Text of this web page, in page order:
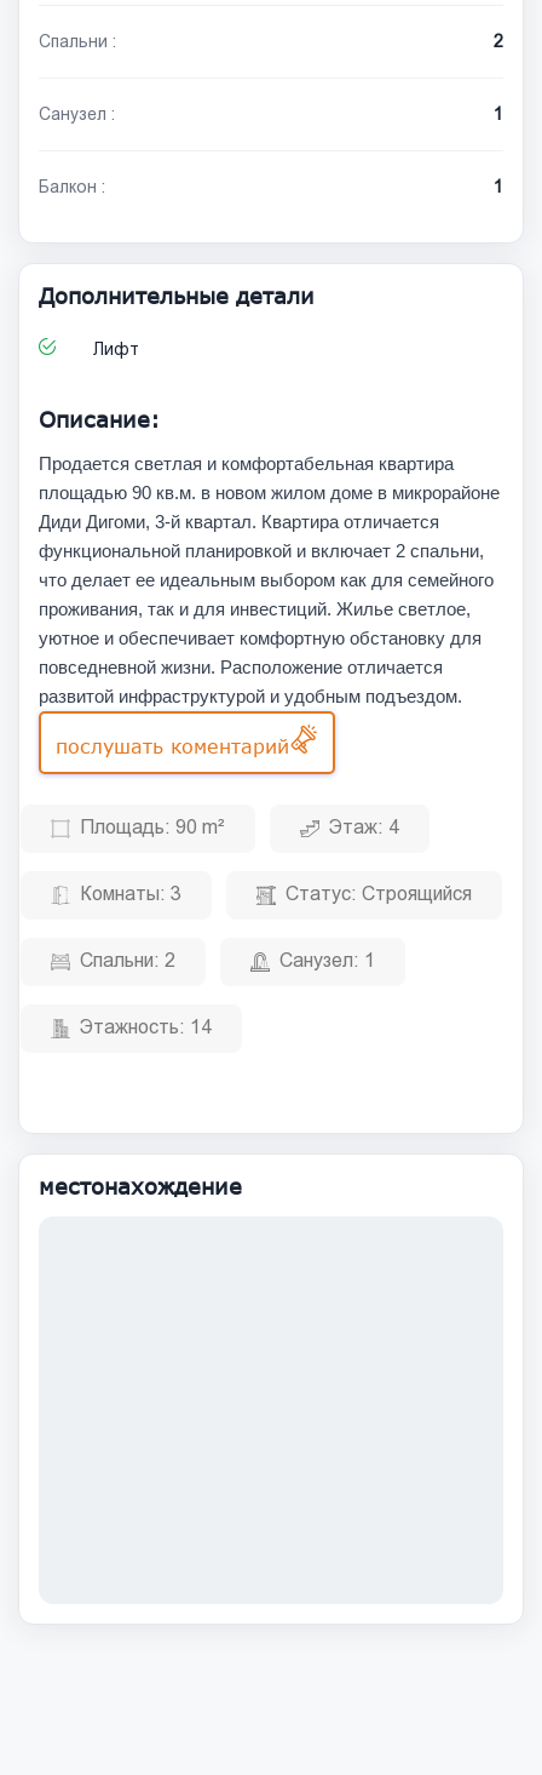
Спальни : 2
Санузел : 1
Балкон : 1
Дополнительные детали
Лифт
Описание:
Продается светлая и комфортабельная квартира
площадью 90 кв.м. в новом жилом доме в микрорайоне
Диди Дигоми, 3-й квартал. Квартира отличается
функциональной планировкой и включает 2 спальни,
что делает ее идеальным выбором как для семейного
проживания, так и для инвестиций. Жилье светлое,
уютное и обеспечивает комфортную обстановку для
повседневной жизни. Расположение отличается
развитой инфраструктурой и удобным подъездом.
послушать коментарий
Площадь: 90 m² Этаж: 4
Комнаты: 3 Статус: Строящийся
Спальни: 2 Санузел: 1
Этажность: 14
местонахождение